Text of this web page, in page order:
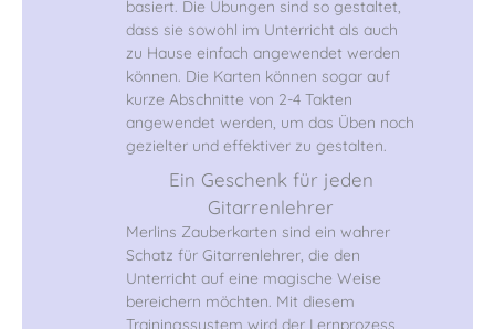
basiert. Die Übungen sind so gestaltet,
dass sie sowohl im Unterricht als auch
zu Hause einfach angewendet werden
können. Die Karten können sogar auf
kurze Abschnitte von 2-4 Takten
angewendet werden, um das Üben noch
gezielter und effektiver zu gestalten.
Ein Geschenk für jeden
Gitarrenlehrer
Merlins Zauberkarten sind ein wahrer
Schatz für Gitarrenlehrer, die den
Unterricht auf eine magische Weise
bereichern möchten. Mit diesem
Trainingssystem wird der Lernprozess